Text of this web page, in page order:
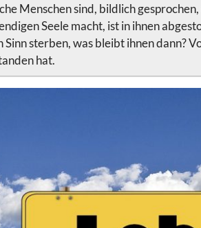
Menschen sind, bildlich
Seele macht, ist in ihnen
Sinn sterben, was bleibt ihnen dann?
hat.